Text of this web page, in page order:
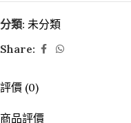
分類: 未分類
Share:
評價 (0)
商品評價